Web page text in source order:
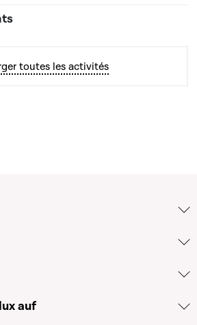
toutes les activités
auf